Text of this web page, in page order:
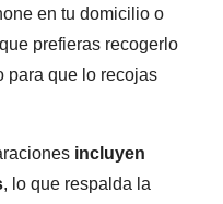
en tu domicilio o
prefieras recogerlo
para que lo recojas
incluyen
, lo que respalda la